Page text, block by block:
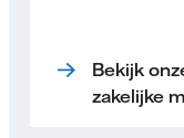
Bekijk
zakelijke